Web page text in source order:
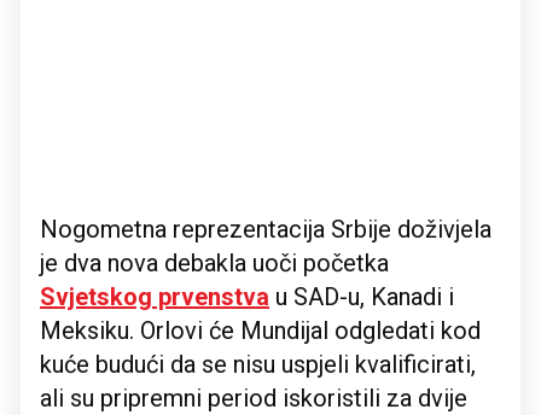
Nogometna reprezentacija Srbije doživjela
je dva nova debakla uoči početka
Svjetskog prvenstva u SAD-u, Kanadi i
Meksiku. Orlovi će Mundijal odgledati kod
kuće budući da se nisu uspjeli kvalificirati,
ali su pripremni period iskoristili za dvije